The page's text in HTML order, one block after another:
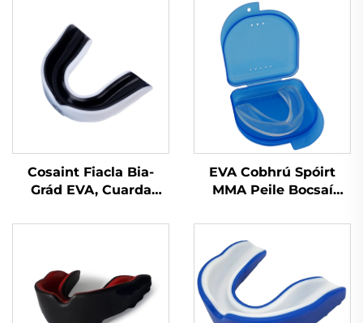
Cosaint Fiacla Bia-
Grád EVA, Cuarda
Cobhrú Spóirt do
EVA Cobhrú Spóirt
MMA Peile Bocsaí
Silicónach